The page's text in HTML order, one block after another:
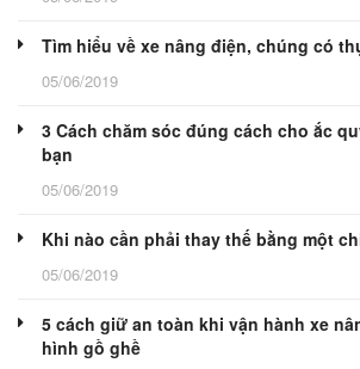
Tìm hiểu về xe nâng điện, chúng có
05/06/2019
3 Cách chăm sóc đúng cách cho ắc
bạn
05/06/2019
Khi nào cần phải thay thế bằng một
05/06/2019
5 cách giữ an toàn khi vận hành xe
hình gồ ghề